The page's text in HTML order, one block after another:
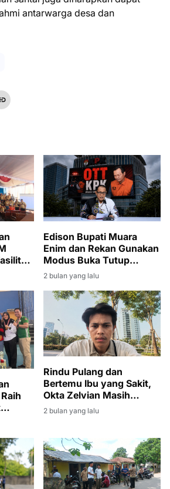
antarwarga desa dan
Edison Bupati Muara
Enim dan Rekan Gunakan
Modus Buka Tutup
Rekening
2 bulan yang lalu
Rindu Pulang dan
Bertemu Ibu yang Sakit,
Okta Zelvian Masih
Menanti Kepulangan dari
Kamboja
2 bulan yang lalu